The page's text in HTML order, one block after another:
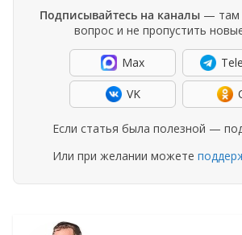
Подписывайтесь на каналы — там
вопрос и не пропустить
Max
VK
Если статья была полезной —
Или при желании можете